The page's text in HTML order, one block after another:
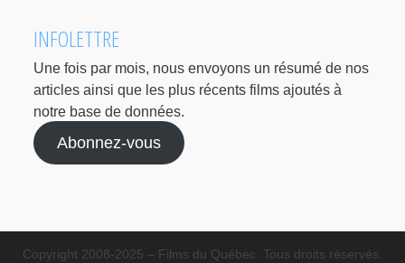
INFOLETTRE
Une fois par mois, nous envoyons un résumé de nos
articles ainsi que les plus récents films ajoutés à
notre base de données.
Abonnez-vous
Copyright 2008-2025 – Films du Québec. Tous droits réservés.